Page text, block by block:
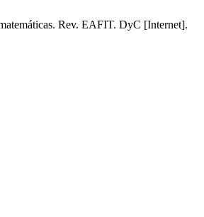
Rev. EAFIT. DyC [Internet].